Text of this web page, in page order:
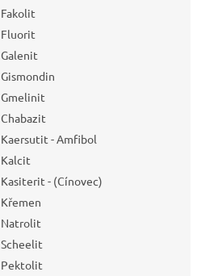
Fakolit
Fluorit
Galenit
Gismondin
Gmelinit
Chabazit
Kaersutit - Amfibol
Kalcit
Kasiterit - (Cínovec)
Křemen
Natrolit
Scheelit
Pektolit